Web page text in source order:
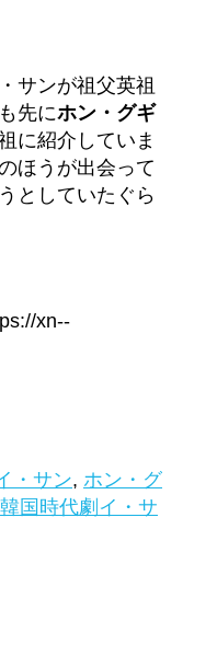
サンが祖父英祖
先にホン・グギ
に紹介していま
ほうが出会って
としていたぐら
xn--
・サン, ホン・グ
韓国時代劇イ・サ